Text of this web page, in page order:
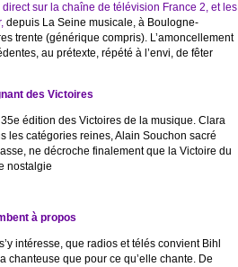
direct sur la chaîne de télévision France 2, et les
depuis La Seine musicale, à Boulogne-
trente (générique compris). L’amoncellement
au prétexte, répété à l’envi, de fêter
des Victoires
édition des Victoires de la musique. Clara
les catégories reines, Alain Souchon sacré
ne décroche finalement que la Victoire du
nostalgie
à propos
intéresse, que radios et télés convient Bihl
chanteuse que pour ce qu’elle chante. De